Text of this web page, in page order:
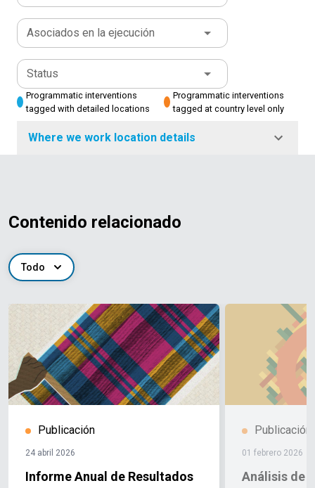
Asociados en la ejecución
Status
Programmatic interventions
tagged with detailed locations
Programmatic interventions
tagged at country level only
Where we work location details
Contenido relacionado
Todo
Publicación
24 abril 2026
Informe Anual de Resultados
Publicación
01 febrero 2026
Análisis de